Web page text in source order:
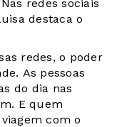
redes sociais
destaca o
redes, o poder
As pessoas
do dia nas
E quem
com o